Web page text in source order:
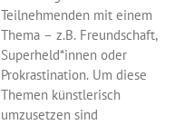
Teilnehmenden mit einem
Thema – z.B. Freundschaft,
Superheld*innen oder
Prokrastination. Um diese
Themen künstlerisch
umzusetzen sind